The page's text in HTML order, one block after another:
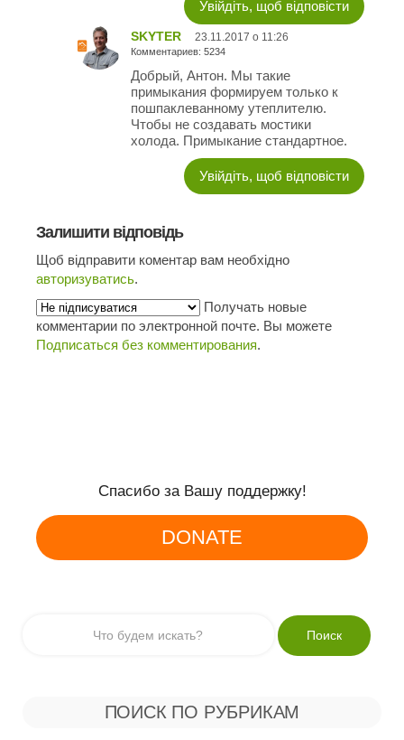
Увійдіть, щоб відповісти
SKYTER 23.11.2017 о 11:26
Комментариев: 5234
Добрый, Антон. Мы такие
примыкания формируем только к
пошпаклеванному утеплителю.
Чтобы не создавать мостики
холода. Примыкание стандартное.
Увійдіть, щоб відповісти
Залишити відповідь
Щоб відправити коментар вам необхідно
авторизуватись.
Получать новые
комментарии по электронной почте. Вы можете
Подписаться без комментирования.
Спасибо за Вашу поддержку!
DONATE
ПОИСК ПО РУБРИКАМ